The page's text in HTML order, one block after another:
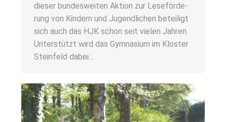
die­ser bun­des­wei­ten Akti­on zur Lese­för­de­
rung von Kin­dern und Jugend­li­chen betei­ligt
sich auch das HJK schon seit vie­len Jah­ren.
Unter­stützt wird das Gym­na­si­um im Klos­ter
Stein­feld dabei…